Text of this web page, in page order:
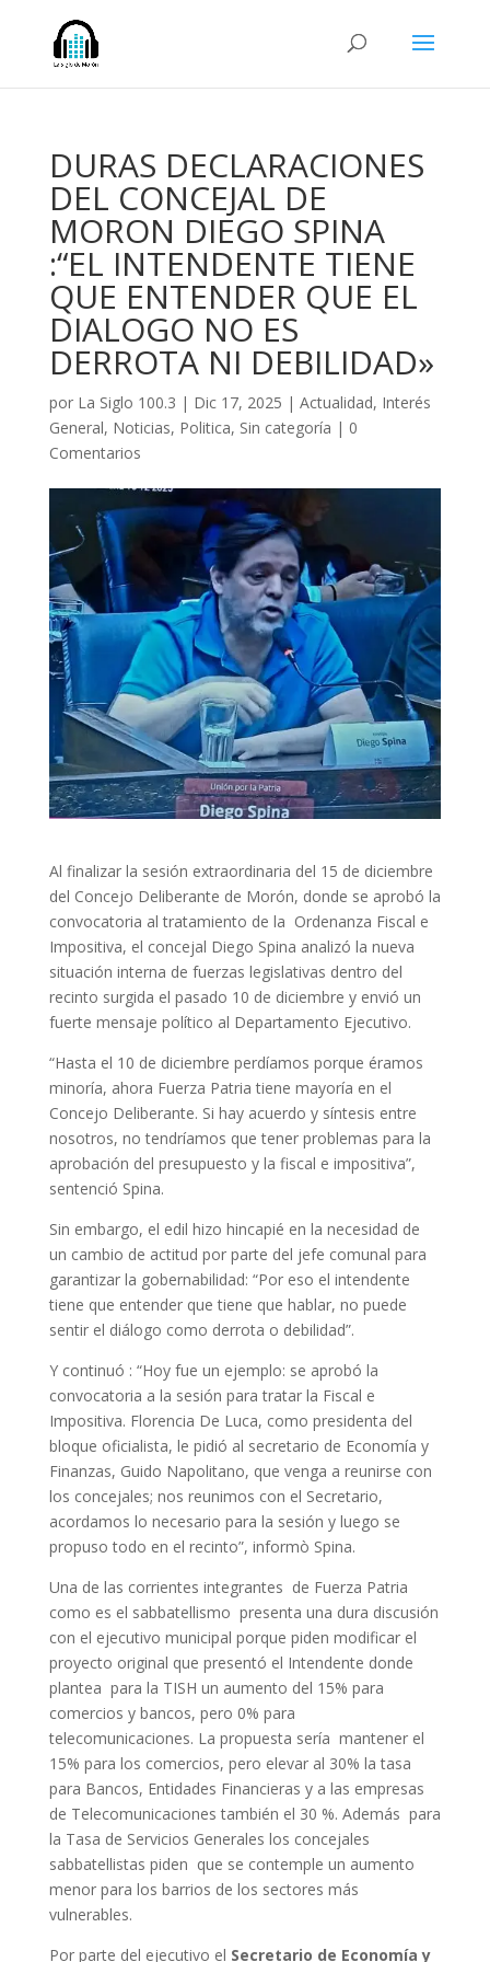
DURAS DECLARACIONES
DEL CONCEJAL DE
MORON DIEGO SPINA
:“EL INTENDENTE TIENE
QUE ENTENDER QUE EL
DIALOGO NO ES
DERROTA NI DEBILIDAD»
por La Siglo 100.3 | Dic 17, 2025 | Actualidad, Interés
General, Noticias, Politica, Sin categoría | 0
Comentarios
Al finalizar la sesión extraordinaria del 15 de diciembre
del Concejo Deliberante de Morón, donde se aprobó la
convocatoria al tratamiento de la Ordenanza Fiscal e
Impositiva, el concejal Diego Spina analizó la nueva
situación interna de fuerzas legislativas dentro del
recinto surgida el pasado 10 de diciembre y envió un
fuerte mensaje político al Departamento Ejecutivo.
“Hasta el 10 de diciembre perdíamos porque éramos
minoría, ahora Fuerza Patria tiene mayoría en el
Concejo Deliberante. Si hay acuerdo y síntesis entre
nosotros, no tendríamos que tener problemas para la
aprobación del presupuesto y la fiscal e impositiva”,
sentenció Spina.
Sin embargo, el edil hizo hincapié en la necesidad de
un cambio de actitud por parte del jefe comunal para
garantizar la gobernabilidad: “Por eso el intendente
tiene que entender que tiene que hablar, no puede
sentir el diálogo como derrota o debilidad”.
Y continuó : “Hoy fue un ejemplo: se aprobó la
convocatoria a la sesión para tratar la Fiscal e
Impositiva. Florencia De Luca, como presidenta del
bloque oficialista, le pidió al secretario de Economía y
Finanzas, Guido Napolitano, que venga a reunirse con
los concejales; nos reunimos con el Secretario,
acordamos lo necesario para la sesión y luego se
propuso todo en el recinto”, informò Spina.
Una de las corrientes integrantes de Fuerza Patria
como es el sabbatellismo presenta una dura discusión
con el ejecutivo municipal porque piden modificar el
proyecto original que presentó el Intendente donde
plantea para la TISH un aumento del 15% para
comercios y bancos, pero 0% para
telecomunicaciones. La propuesta sería mantener el
15% para los comercios, pero elevar al 30% la tasa
para Bancos, Entidades Financieras y a las empresas
de Telecomunicaciones también el 30 %. Además para
la Tasa de Servicios Generales los concejales
sabbatellistas piden que se contemple un aumento
menor para los barrios de los sectores más
vulnerables.
Por parte del ejecutivo el Secretario de Economía y